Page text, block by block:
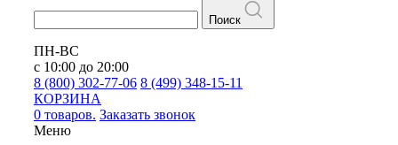
Поиск
ПН-ВС
с 10:00 до 20:00
8 (800) 302-77-06 8 (499) 348-15-11
КОРЗИНА
0 товаров. Заказать звонок
Меню